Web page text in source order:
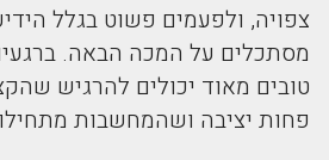
צפויה, ולפעמים פשוט בגלל
מסתכלים על המכה הבאה.
טובים מאוד יכולים להרגיש
פחות יציבה ושהמחשבות